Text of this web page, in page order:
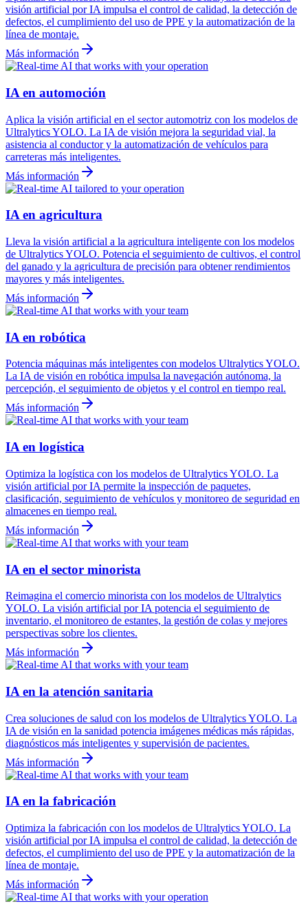
visión artificial por IA impulsa el control de calidad, la detección de
defectos, el cumplimiento del uso de PPE y la automatización de la
línea de montaje.
Más información
IA en automoción
Aplica la visión artificial en el sector automotriz con los modelos de
Ultralytics YOLO. La IA de visión mejora la seguridad vial, la
asistencia al conductor y la automatización de vehículos para
carreteras más inteligentes.
Más información
IA en agricultura
Lleva la visión artificial a la agricultura inteligente con los modelos
de Ultralytics YOLO. Potencia el seguimiento de cultivos, el control
del ganado y la agricultura de precisión para obtener rendimientos
mayores y más inteligentes.
Más información
IA en robótica
Potencia máquinas más inteligentes con modelos Ultralytics YOLO.
La IA de visión en robótica impulsa la navegación autónoma, la
percepción, el seguimiento de objetos y el control en tiempo real.
Más información
IA en logística
Optimiza la logística con los modelos de Ultralytics YOLO. La
visión artificial por IA permite la inspección de paquetes,
clasificación, seguimiento de vehículos y monitoreo de seguridad en
almacenes en tiempo real.
Más información
IA en el sector minorista
Reimagina el comercio minorista con los modelos de Ultralytics
YOLO. La visión artificial por IA potencia el seguimiento de
inventario, el monitoreo de estantes, la gestión de colas y mejores
perspectivas sobre los clientes.
Más información
IA en la atención sanitaria
Crea soluciones de salud con los modelos de Ultralytics YOLO. La
IA de visión en la sanidad potencia imágenes médicas más rápidas,
diagnósticos más inteligentes y supervisión de pacientes.
Más información
IA en la fabricación
Optimiza la fabricación con los modelos de Ultralytics YOLO. La
visión artificial por IA impulsa el control de calidad, la detección de
defectos, el cumplimiento del uso de PPE y la automatización de la
línea de montaje.
Más información